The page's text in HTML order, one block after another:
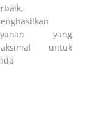
yang
untuk